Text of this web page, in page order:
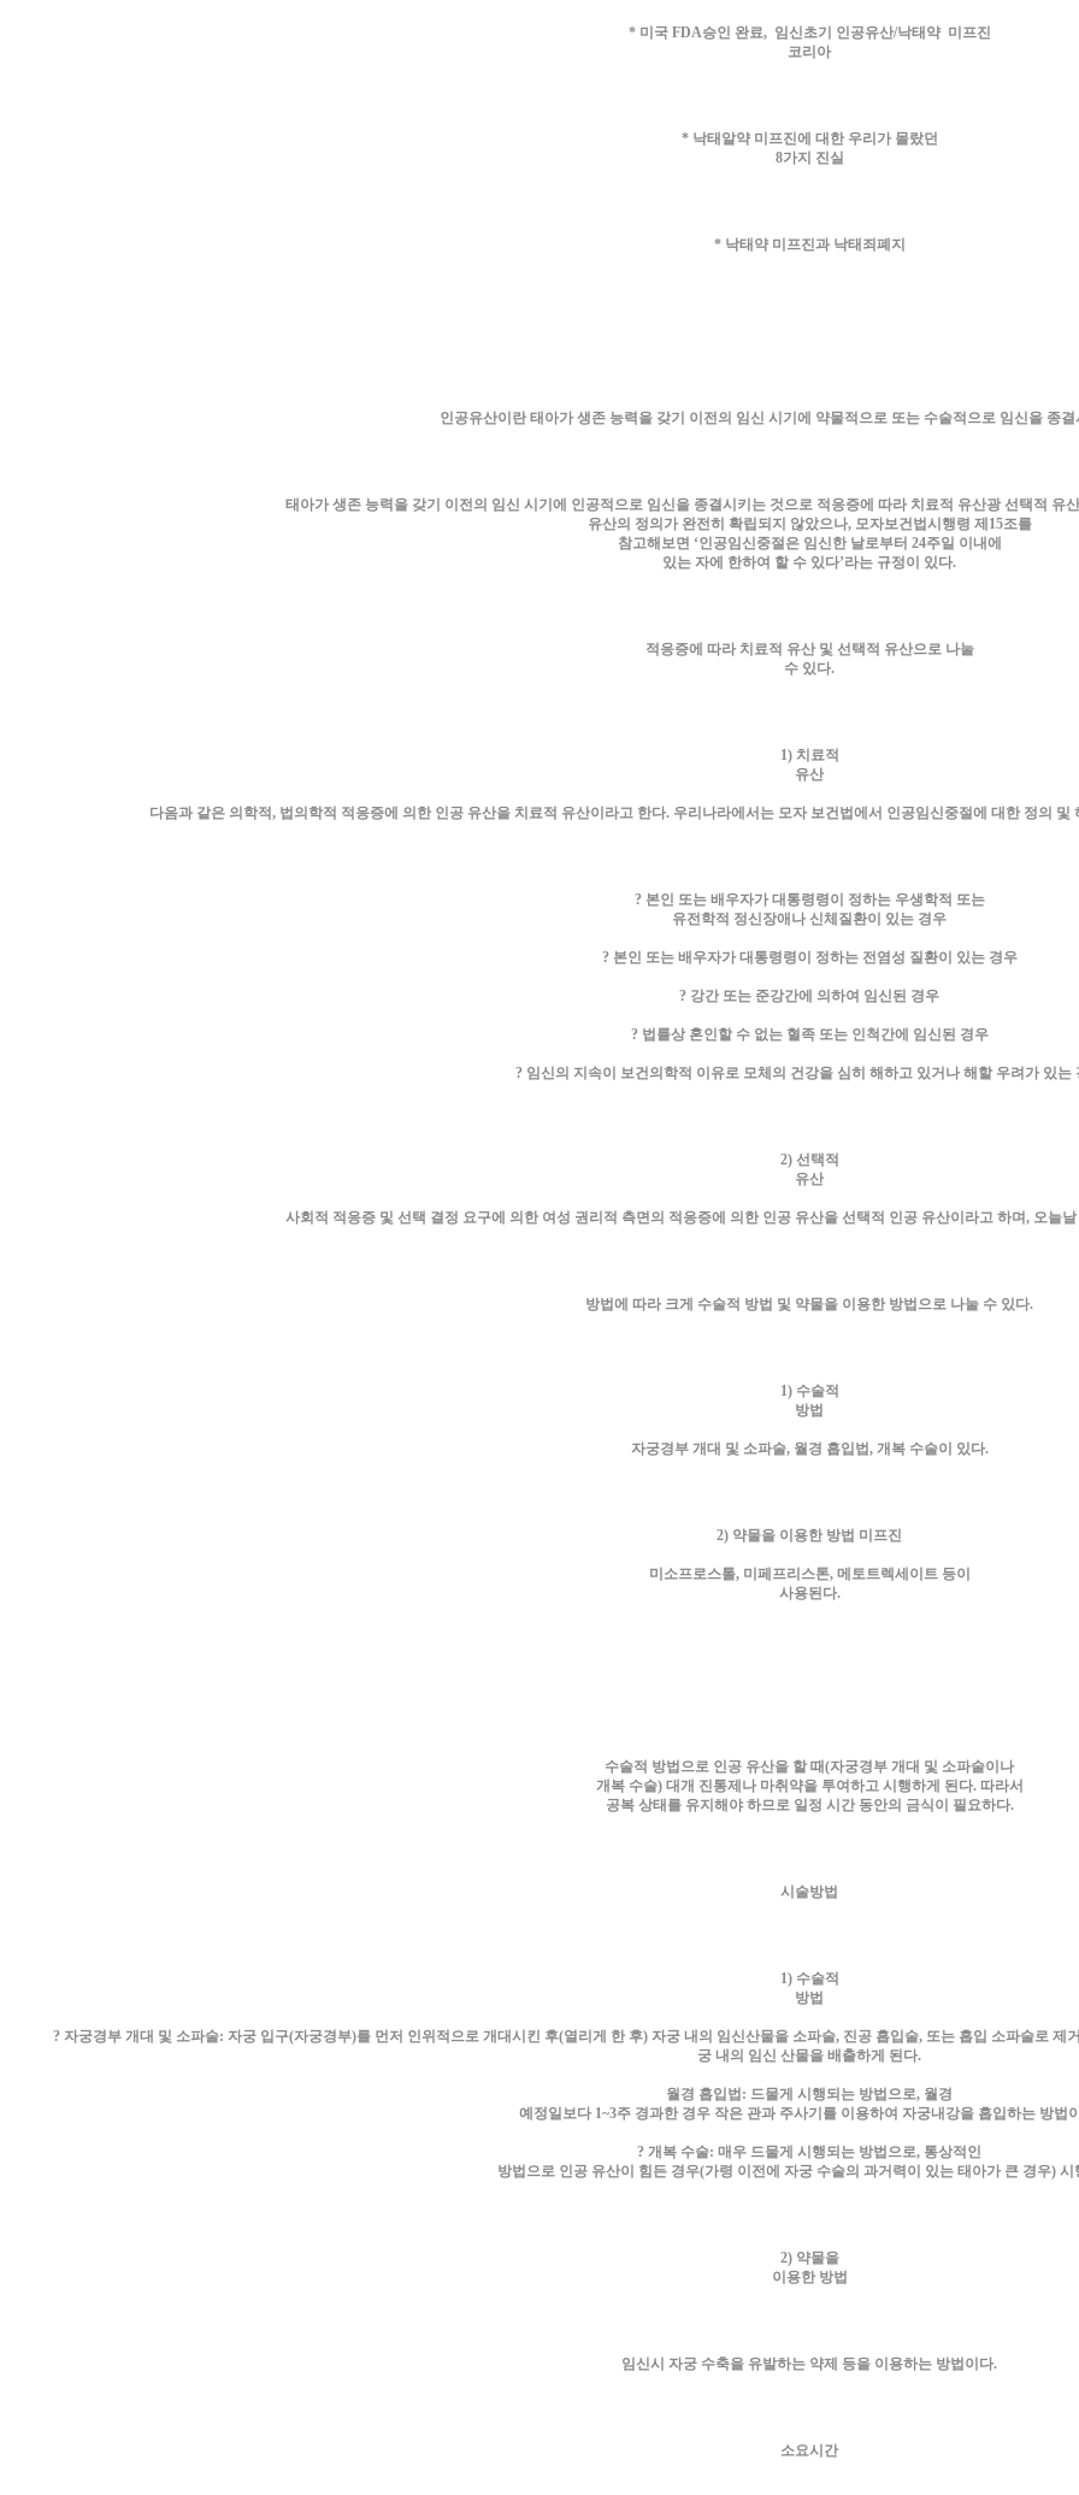
* 미국 FDA승인 완료, 임신초기 인공유산/낙태약 미프진
코리아
* 낙태알약 미프진에 대한 우리가 몰랐던
8가지 진실
* 낙태약 미프진과 낙태죄폐지
인공유산이란 태아가 생존 능력을 갖기 이전의 임신 시기에 약물적으로 또는 수술적으로 임신을 종
태아가 생존 능력을 갖기 이전의 임신 시기에 인공적으로 임신을 종결시키는 것으로 적응증에 따라 치료적 유산광 선택적 유
유산의 정의가 완전히 확립되지 않았으나, 모자보건법시행령 제15조를
참고해보면 ‘인공임신중절은 임신한 날로부터 24주일 이내에
있는 자에 한하여 할 수 있다’라는 규정이 있다.
적응증에 따라 치료적 유산 및 선택적 유산으로 나눌
수 있다.
1) 치료적
유산
다음과 같은 의학적, 법의학적 적응증에 의한 인공 유산을 치료적 유산이라고 한다. 우리나라에서는 모자 보건법에서 인공임신중절에 대한 정의
? 본인 또는 배우자가 대통령령이 정하는 우생학적 또는
유전학적 정신장애나 신체질환이 있는 경우
? 본인 또는 배우자가 대통령령이 정하는 전염성 질환이 있는 경우
? 강간 또는 준강간에 의하여 임신된 경우
? 법률상 혼인할 수 없는 혈족 또는 인척간에 임신된 경우
? 임신의 지속이 보건의학적 이유로 모체의 건강을 심히 해하고 있거나 해할 우려가 있는
2) 선택적
유산
사회적 적응증 및 선택 결정 요구에 의한 여성 권리적 측면의 적응증에 의한 인공 유산을 선택적 인공 유산이라고 하며, 오늘
방법에 따라 크게 수술적 방법 및 약물을 이용한 방법으로 나눌 수 있다.
1) 수술적
방법
자궁경부 개대 및 소파술, 월경 흡입법, 개복 수술이 있다.
2) 약물을 이용한 방법 미프진
미소프로스톨, 미페프리스톤, 메토트렉세이트 등이
사용된다.
수술적 방법으로 인공 유산을 할 때(자궁경부 개대 및 소파술이나
개복 수술) 대개 진통제나 마취약을 투여하고 시행하게 된다. 따라서
공복 상태를 유지해야 하므로 일정 시간 동안의 금식이 필요하다.
시술방법
1) 수술적
방법
? 자궁경부 개대 및 소파술: 자궁 입구(자궁경부)를 먼저 인위적으로 개대시킨 후(열리게 한 후) 자궁 내의 임신산물을 소파술, 진공 흡입술, 또는 흡입 소파술로
궁 내의 임신 산물을 배출하게 된다.
월경 흡입법: 드물게 시행되는 방법으로, 월경
예정일보다 1~3주 경과한 경우 작은 관과 주사기를 이용하여 자궁내강을 흡입하는 방법
? 개복 수술: 매우 드물게 시행되는 방법으로, 통상적인
방법으로 인공 유산이 힘든 경우(가령 이전에 자궁 수술의 과거력이 있는 태아가 큰 경우) 시
2) 약물을
이용한 방법
임신시 자궁 수축을 유발하는 약제 등을 이용하는 방법이다.
소요시간